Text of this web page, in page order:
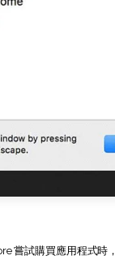
嘗試購買應用程式時